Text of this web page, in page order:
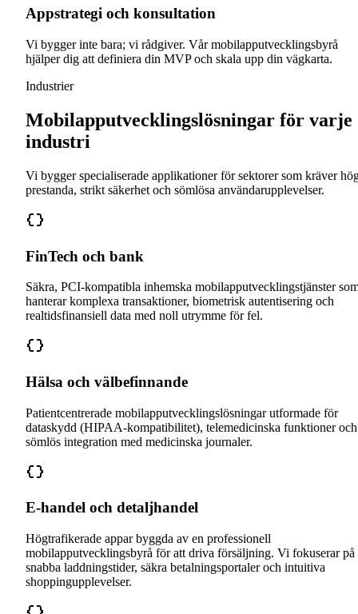
Appstrategi och konsultation
Vi bygger inte bara; vi rådgiver. Vår mobilapputvecklingsbyrå
hjälper dig att definiera din MVP och skala upp din vägkarta.
Industrier
Mobilapputvecklingslösningar för varje
industri
Vi bygger specialiserade applikationer för sektorer som kräver
prestanda, strikt säkerhet och sömlösa användarupplevelser.
FinTech och bank
Säkra, PCI-kompatibla inhemska mobilapputvecklingstjänster
hanterar komplexa transaktioner, biometrisk autentisering och
realtidsfinansiell data med noll utrymme för fel.
Hälsa och välbefinnande
Patientcentrerade mobilapputvecklingslösningar utformade för
dataskydd (HIPAA-kompatibilitet), telemedicinska funktioner och
sömlös integration med medicinska journaler.
E-handel och detaljhandel
Högtrafikerade appar byggda av en professionell
mobilapputvecklingsbyrå för att driva försäljning. Vi fokuserar på
snabba laddningstider, säkra betalningsportaler och intuitiva
shoppingupplevelser.